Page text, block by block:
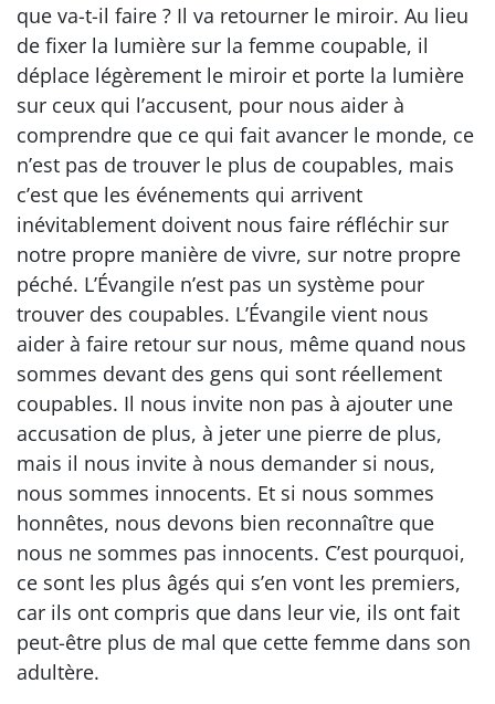
que va-t-il faire ? Il va retourner le miroir. Au lieu
de fixer la lumière sur la femme coupable, il
déplace légèrement le miroir et porte la lumière
sur ceux qui l’accusent, pour nous aider à
comprendre que ce qui fait avancer le monde, ce
n’est pas de trouver le plus de coupables, mais
c’est que les événements qui arrivent
inévitablement doivent nous faire réfléchir sur
notre propre manière de vivre, sur notre propre
péché. L’Évangile n’est pas un système pour
trouver des coupables. L’Évangile vient nous
aider à faire retour sur nous, même quand nous
sommes devant des gens qui sont réellement
coupables. Il nous invite non pas à ajouter une
accusation de plus, à jeter une pierre de plus,
mais il nous invite à nous demander si nous,
nous sommes innocents. Et si nous sommes
honnêtes, nous devons bien reconnaître que
nous ne sommes pas innocents. C’est pourquoi,
ce sont les plus âgés qui s’en vont les premiers,
car ils ont compris que dans leur vie, ils ont fait
peut-être plus de mal que cette femme dans son
adultère.